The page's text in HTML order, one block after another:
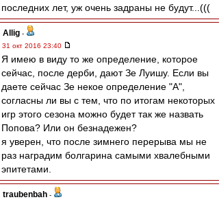
последних лет, уж очень задраны не будут...(((
Allig -
31 окт 2016 23:40
Я имею в виду то же определение, которое
сейчас, после дерби, дают Зе Луишу. Если вы
даете сейчас Зе некое определение "А",
согласны ли вы с тем, что по итогам некоторых
игр этого сезона можно будет так же назвать
Попова? Или он безнадежен?
я уверен, что после зимнего перерыва мы не
раз наградим болгарина самыми хвалебными
эпитетами.
traubenbah -